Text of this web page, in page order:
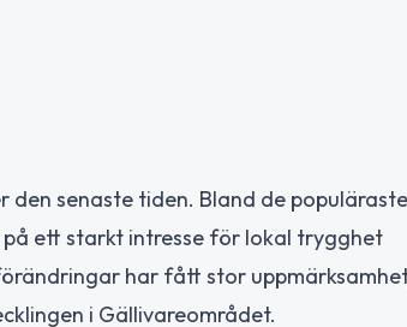
senaste tiden. Bland de populäraste
ett starkt intresse för lokal trygghet
har fått stor
i Gällivareområdet.